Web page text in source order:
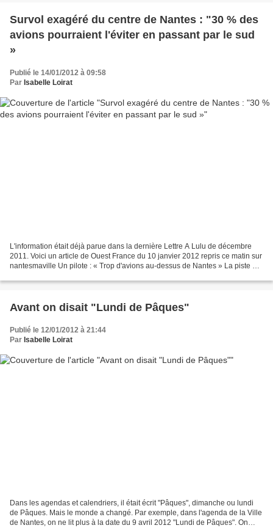
Survol exagéré du centre de Nantes : "30 % des
avions pourraient l'éviter en passant par le sud
»
Publié le 14/01/2012 à 09:58
Par Isabelle Loirat
L'information était déjà parue dans la dernière Lettre A Lulu de décembre
2011. Voici un article de Ouest France du 10 janvier 2012 repris ce matin sur
nantesmaville Un pilote : « Trop d'avions au-dessus de Nantes » La piste de
Avant on disait "Lundi de Pâques"
Publié le 12/01/2012 à 21:44
Par Isabelle Loirat
Dans les agendas et calendriers, il était écrit "Pâques", dimanche ou lundi
de Pâques. Mais le monde a changé. Par exemple, dans l'agenda de la Ville
de Nantes, on ne lit plus à la date du 9 avril 2012 "Lundi de Pâques". On